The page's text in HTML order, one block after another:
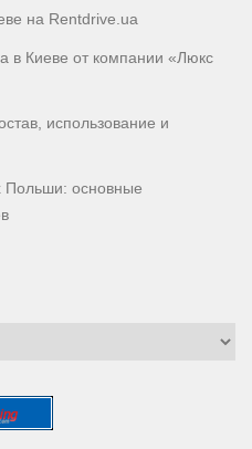
на Rentdrive.ua
в Киеве от компании «Люкс
использование и
Польши: основные